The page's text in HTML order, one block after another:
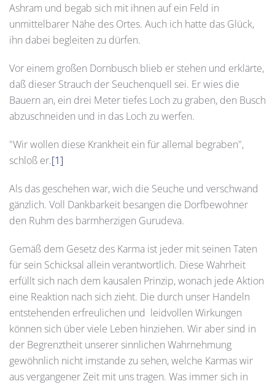
Ashram und begab sich mit ihnen auf ein Feld in
unmittelbarer Nähe des Ortes. Auch ich hatte das Glück,
ihn dabei begleiten zu dürfen.
Vor einem großen Dornbusch blieb er stehen und erklärte,
daß dieser Strauch der Seuchenquell sei. Er wies die
Bauern an, ein drei Meter tiefes Loch zu graben, den Busch
abzuschneiden und in das Loch zu werfen.
"Wir wollen diese Krankheit ein für allemal begraben",
schloß er.[1]
Als das geschehen war, wich die Seuche und verschwand
gänzlich. Voll Dankbarkeit besangen die Dorfbewohner
den Ruhm des barmherzigen Gurudeva.
Gemäß dem Gesetz des Karma ist jeder mit seinen Taten
für sein Schicksal allein verantwortlich. Diese Wahrheit
erfüllt sich nach dem kausalen Prinzip, wonach jede Aktion
eine Reaktion nach sich zieht. Die durch unser Handeln
entstehenden erfreulichen und leidvollen Wirkungen
können sich über viele Leben hinziehen. Wir aber sind in
der Begrenztheit unserer sinnlichen Wahrnehmung
gewöhnlich nicht imstande zu sehen, welche Karmas wir
aus vergangener Zeit mit uns tragen. Was immer sich in